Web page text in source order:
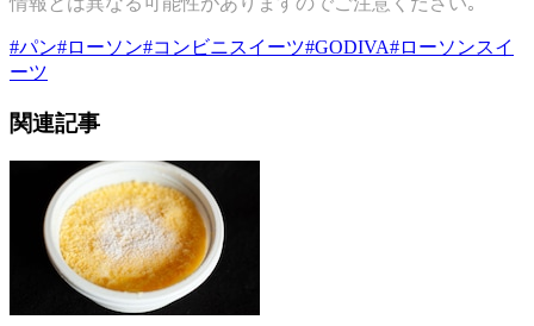
#パン#ローソン#コンビニスイーツ#GODIVA#ローソンスイ
ーツ
関連記事